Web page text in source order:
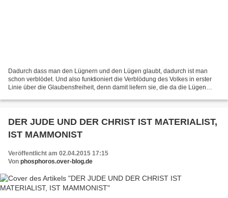
Dadurch dass man den Lügnern und den Lügen glaubt, dadurch ist man
schon verblödet. Und also funktioniert die Verblödung des Volkes in erster
Linie über die Glaubensfreiheit, denn damit liefern sie, die da die Lügen
DER JUDE UND DER CHRIST IST MATERIALIST,
IST MAMMONIST
Veröffentlicht am 02.04.2015 17:15
Von phosphoros.over-blog.de